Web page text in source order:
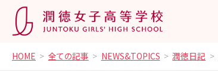
HOME 全ての記事 NEWS&TOPICS 潤徳日記